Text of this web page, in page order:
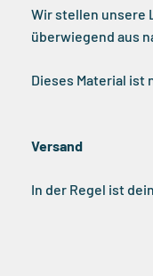
Wir stellen unsere
überwiegend aus
Dieses Material ist
Versand
In der Regel ist